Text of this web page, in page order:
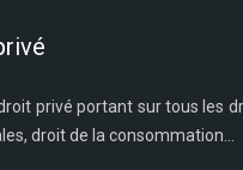
privé portant sur tous les
droit de la consommation…